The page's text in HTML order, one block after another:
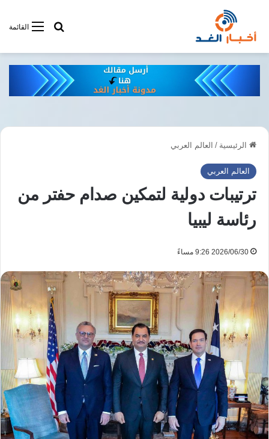
القائمةأبحت فى
الرئيسية / العالم العربي
العالم العربي
ترتيبات دولية لتمكين صدام حفتر من
رئاسة ليبيا
2026/06/30 9:26 مساءً